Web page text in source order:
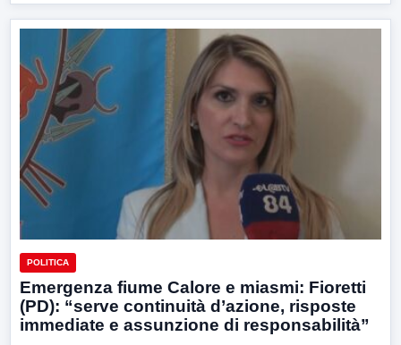
POLITICA
Emergenza fiume Calore e miasmi: Fioretti
(PD): “serve continuità d’azione, risposte
immediate e assunzione di responsabilità”